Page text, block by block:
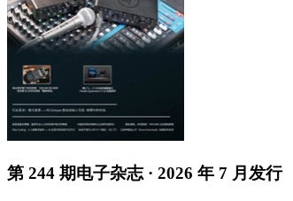
第 244 期电子杂志 · 2026 年 7 月发行